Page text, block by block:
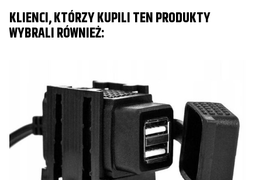
KLIENCI, KTÓRZY KUPILI TEN PRODUKTY
WYBRALI RÓWNIEŻ: